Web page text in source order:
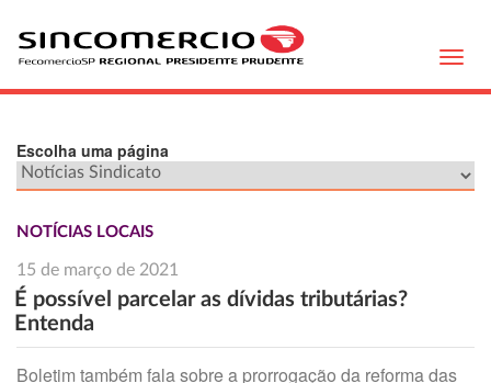
Escolha uma página
NOTÍCIAS LOCAIS
15 de março de 2021
É possível parcelar as dívidas tributárias?
Entenda
Boletim também fala sobre a prorrogação da reforma das